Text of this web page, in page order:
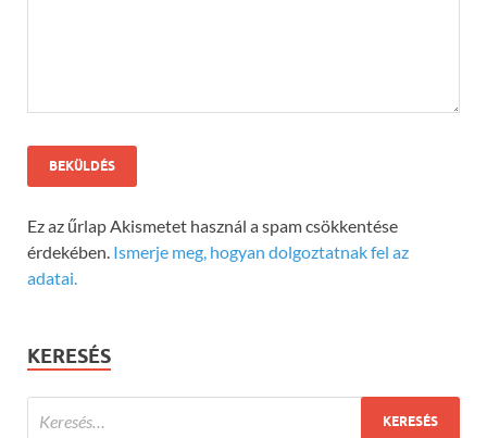
Ez az űrlap Akismetet használ a spam csökkentése
érdekében. Ismerje meg, hogyan dolgoztatnak fel az
adatai.
KERESÉS